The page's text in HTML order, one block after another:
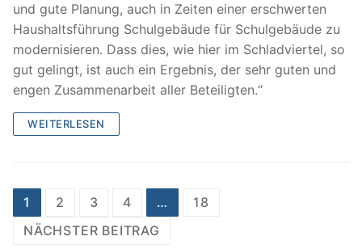
und gute Planung, auch in Zeiten einer erschwerten
Haushaltsführung Schulgebäude für Schulgebäude zu
modernisieren. Dass dies, wie hier im Schladviertel, so
gut gelingt, ist auch ein Ergebnis, der sehr guten und
engen Zusammenarbeit aller Beteiligten.“
WEITERLESEN
Seitennummerierung
der
1 2 3 4 …
18
NÄCHSTER BEITRAG